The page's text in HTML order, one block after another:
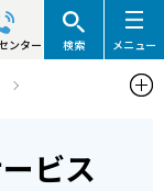
ンター 検索 メニュー
ビス